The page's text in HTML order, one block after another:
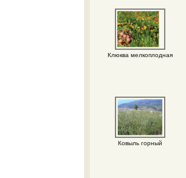
Клюква мелкоплодная
Ковыль горный